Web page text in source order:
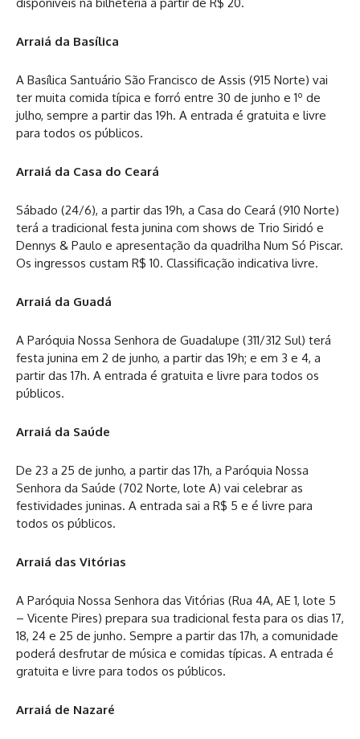
Arraiá da Basílica
A Basílica Santuário São Francisco de Assis (915 Norte) vai
ter muita comida típica e forró entre 30 de junho e 1º de
julho, sempre a partir das 19h. A entrada é gratuita e livre
para todos os públicos.
Arraiá da Casa do Ceará
Sábado (24/6), a partir das 19h, a Casa do Ceará (910 Norte)
terá a tradicional festa junina com shows de Trio Siridó e
Dennys & Paulo e apresentação da quadrilha Num Só Piscar.
Os ingressos custam R$ 10. Classificação indicativa livre.
Arraiá da Guadá
A Paróquia Nossa Senhora de Guadalupe (311/312 Sul) terá
festa junina em 2 de junho, a partir das 19h; e em 3 e 4, a
partir das 17h. A entrada é gratuita e livre para todos os
públicos.
Arraiá da Saúde
De 23 a 25 de junho, a partir das 17h, a Paróquia Nossa
Senhora da Saúde (702 Norte, lote A) vai celebrar as
festividades juninas. A entrada sai a R$ 5 e é livre para
todos os públicos.
Arraiá das Vitórias
A Paróquia Nossa Senhora das Vitórias (Rua 4A, AE 1, lote 5
– Vicente Pires) prepara sua tradicional festa para os dias 17,
18, 24 e 25 de junho. Sempre a partir das 17h, a comunidade
poderá desfrutar de música e comidas típicas. A entrada é
gratuita e livre para todos os públicos.
Arraiá de Nazaré